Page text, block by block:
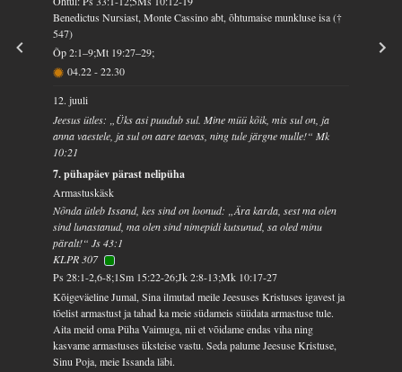
Benedictus Nursiast, Monte Cassino abt, õhtumaise munkluse isa (†
547)
Õp 2:1–9;Mt 19:27–29;
04.22-22.30
12. juuli
Jeesus ütles: „Üks asi puudub sul. Mine müü kõik, mis sul on, ja
anna vaestele, ja sul on aare taevas, ning tule järgne mulle!“ Mk
10:21
7. pühapäev pärast nelipüha
Armastuskäsk
Nõnda ütleb Issand, kes sind on loonud: „Ära karda, sest ma olen
sind lunastanud, ma olen sind nimepidi kutsunud, sa oled minu
päralt!“ Js 43:1
KLPR 307
Ps 28:1-2,6-8;1Sm 15:22-26;Jk 2:8-13;Mk 10:17-27
Kõigeväeline Jumal, Sina ilmutad meile Jeesuses Kristuses igavest ja
tõelist armastust ja tahad ka meie südameis süüdata armastuse tule.
Aita meid oma Püha Vaimuga, nii et võidame endas viha ning
kasvame armastuses üksteise vastu. Seda palume Jeesuse Kristuse,
Sinu Poja, meie Issanda läbi.